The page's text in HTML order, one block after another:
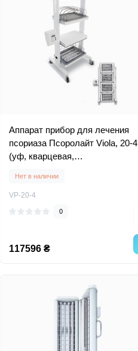
Аппарат прибор для лечения
псориаза Псоролайт Viola, 20-4
(уф, кварцевая,
Нет в наличии
VP-20-4
0
117596 ₴